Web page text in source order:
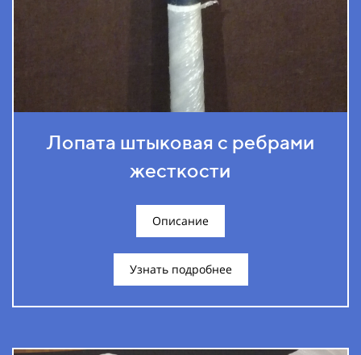
Лопата штыковая с ребрами
жесткости
Описание
Узнать подробнее